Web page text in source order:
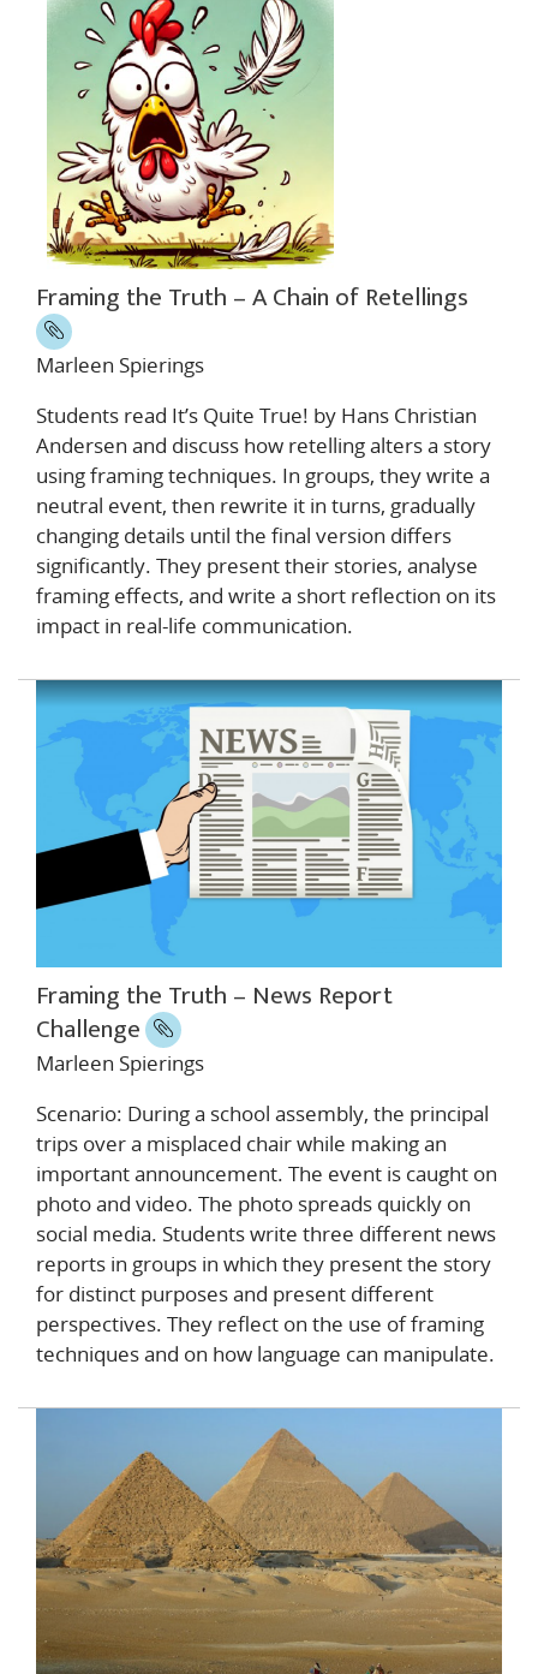
Framing the Truth – A Chain of Retellings
Marleen Spierings
Students read It’s Quite True! by Hans Christian
Andersen and discuss how retelling alters a story
using framing techniques. In groups, they write a
neutral event, then rewrite it in turns, gradually
changing details until the final version differs
significantly. They present their stories, analyse
framing effects, and write a short reflection on its
impact in real-life communication.
Framing the Truth – News Report
Challenge
Marleen Spierings
Scenario: During a school assembly, the principal
trips over a misplaced chair while making an
important announcement. The event is caught on
photo and video. The photo spreads quickly on
social media. Students write three different news
reports in groups in which they present the story
for distinct purposes and present different
perspectives. They reflect on the use of framing
techniques and on how language can manipulate.